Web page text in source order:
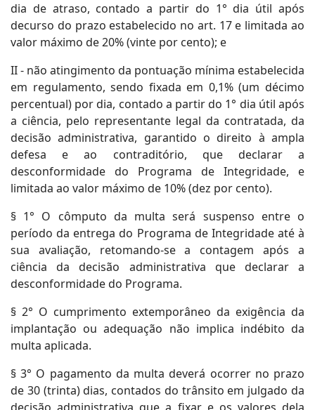
dia de atraso, contado a partir do 1° dia útil após
decurso do prazo estabelecido no art. 17 e limitada ao
valor máximo de 20% (vinte por cento); e
II - não atingimento da pontuação mínima estabelecida
em regulamento, sendo fixada em 0,1% (um décimo
percentual) por dia, contado a partir do 1° dia útil após
a ciência, pelo representante legal da contratada, da
decisão administrativa, garantido o direito à ampla
defesa e ao contraditório, que declarar a
desconformidade do Programa de Integridade, e
limitada ao valor máximo de 10% (dez por cento).
§ 1° O cômputo da multa será suspenso entre o
período da entrega do Programa de Integridade até à
sua avaliação, retomando-se a contagem após a
ciência da decisão administrativa que declarar a
desconformidade do Programa.
§ 2° O cumprimento extemporâneo da exigência da
implantação ou adequação não implica indébito da
multa aplicada.
§ 3° O pagamento da multa deverá ocorrer no prazo
de 30 (trinta) dias, contados do trânsito em julgado da